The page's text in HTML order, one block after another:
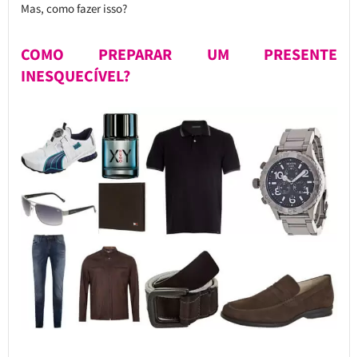
Mas, como fazer isso?
COMO PREPARAR UM PRESENTE
INESQUECÍVEL?